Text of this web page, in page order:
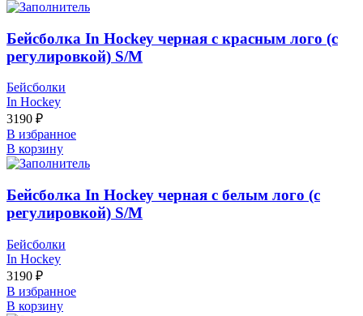
Бейсболка In Hockey черная с красным лого (с
регулировкой) S/М
Бейсболки
In Hockey
3190 ₽
В избранное
В корзину
Бейсболка In Hockey черная с белым лого (с
регулировкой) S/М
Бейсболки
In Hockey
3190 ₽
В избранное
В корзину